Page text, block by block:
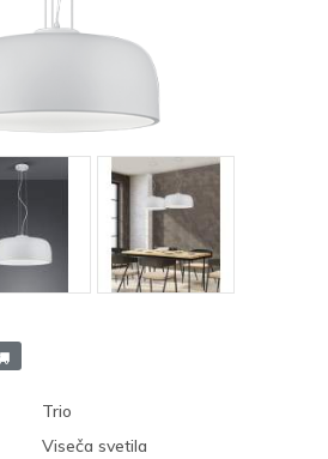
Trio
Viseča svetila